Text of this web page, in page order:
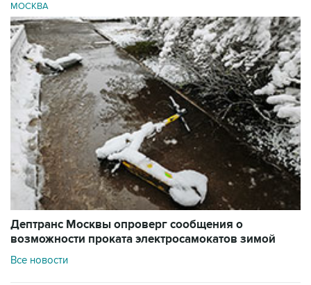
МОСКВА
Дептранс Москвы опроверг сообщения о
возможности проката электросамокатов зимой
Все новости